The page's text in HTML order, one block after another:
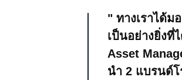
ทางเราได้ม
เป็นอย่างยิ่งที่
Asset
นำ 2 แบรนด์โ